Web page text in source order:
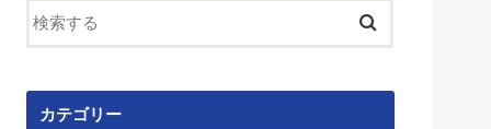
カテゴリー